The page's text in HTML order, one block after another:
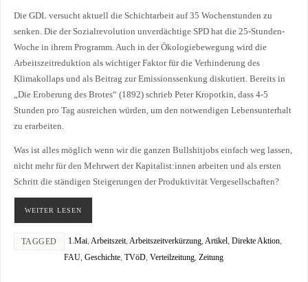
Die GDL versucht aktuell die Schichtarbeit auf 35 Wochenstunden zu
senken. Die der Sozialrevolution unverdächtige SPD hat die 25-Stunden-
Woche in ihrem Programm. Auch in der Ökologiebewegung wird die
Arbeitszeitreduktion als wichtiger Faktor für die Verhinderung des
Klimakollaps und als Beitrag zur Emissionssenkung diskutiert. Bereits in
„Die Eroberung des Brotes“ (1892) schrieb Peter Kropotkin, dass 4-5
Stunden pro Tag ausreichen würden, um den notwendigen Lebensunterhalt
zu erarbeiten.
Was ist alles möglich wenn wir die ganzen Bullshitjobs einfach weg lassen,
nicht mehr für den Mehrwert der Kapitalist:innen arbeiten und als ersten
Schritt die ständigen Steigerungen der Produktivität Vergesellschaften?
WEITER LESEN
TAGGED 1.Mai, Arbeitszeit, Arbeitszeitverkürzung, Artikel, Direkte Aktion,
FAU, Geschichte, TVöD, Verteilzeitung, Zeitung